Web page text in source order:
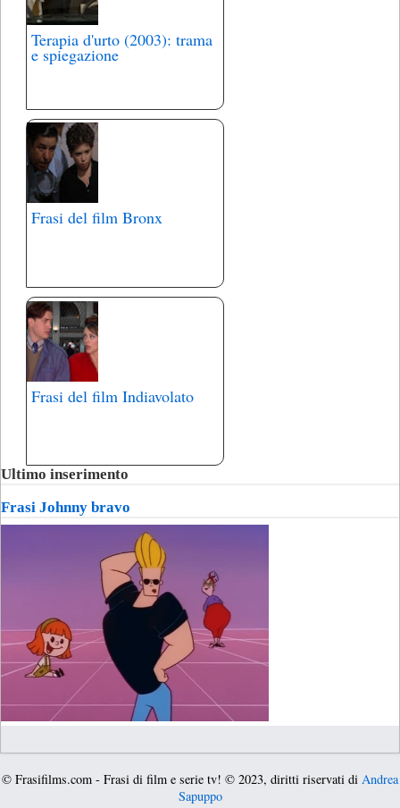
Terapia d'urto (2003): trama
e spiegazione
Frasi del film Bronx
Frasi del film Indiavolato
Ultimo inserimento
Frasi Johnny bravo
© Frasifilms.com - Frasi di film e serie tv! © 2023, diritti riservati di Andrea
Sapuppo